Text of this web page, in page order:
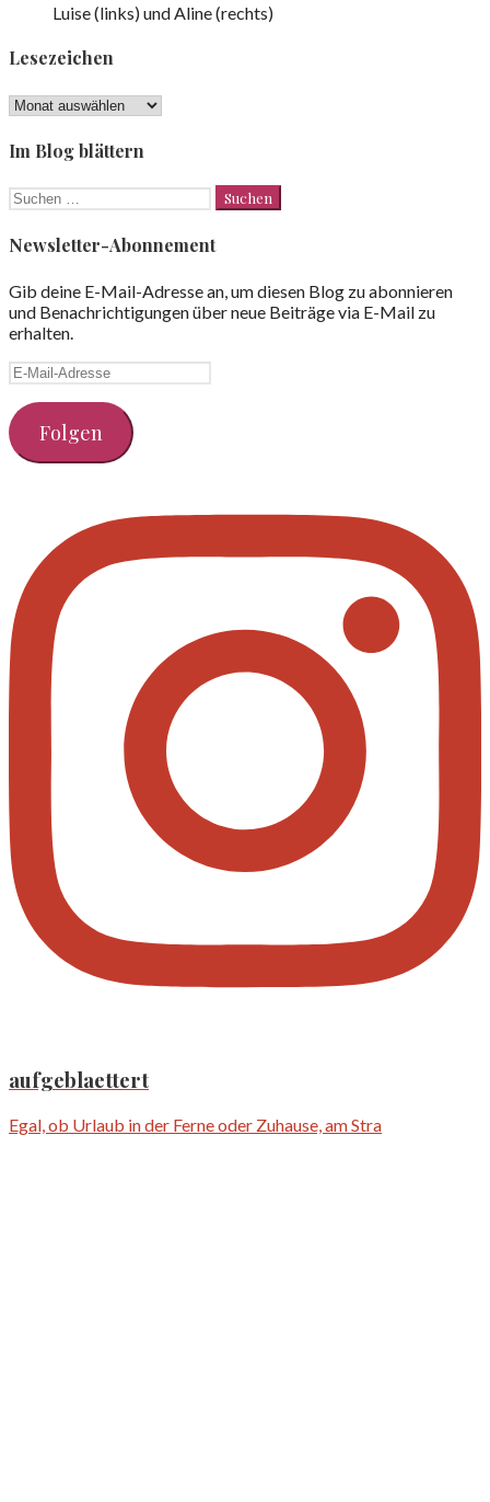
Luise (links) und Aline (rechts)
Lesezeichen
Lesezeichen
Im Blog blättern
Suchen
Newsletter-Abonnement
Gib deine E-Mail-Adresse an, um diesen Blog zu abonnieren
und Benachrichtigungen über neue Beiträge via E-Mail zu
erhalten.
E-
Adresse
Folgen
aufgeblaettert
Egal, ob Urlaub in der Ferne oder Zuhause, am Stra